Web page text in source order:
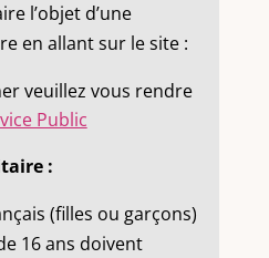
l’objet d’une
en allant sur le site :
veuillez vous rendre
Public
:
(filles ou garçons)
16 ans doivent